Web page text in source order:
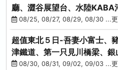
廳、澀谷展望台、水陸KABA
饌、季節採果
08/25, 08/27, 08/29, 08/30 ...更
超值東北５日-吾妻小富士、
津鐵道、第一只見川橋梁、
原纜車
08/30, 08/31, 09/02, 09/03 ...更